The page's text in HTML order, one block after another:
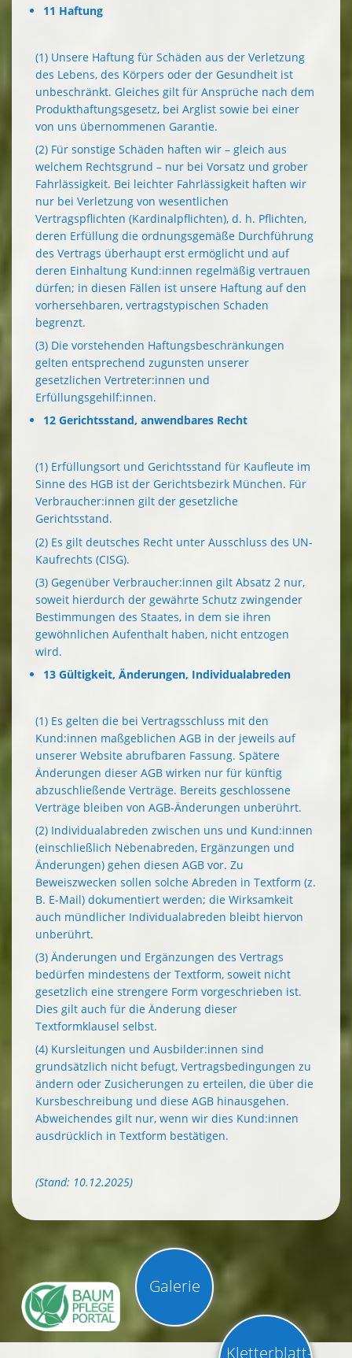
11 Haftung
(1) Unsere Haftung für Schäden aus der Verletzung
des Lebens, des Körpers oder der Gesundheit ist
unbeschränkt. Gleiches gilt für Ansprüche nach dem
Produkthaftungsgesetz, bei Arglist sowie bei einer
von uns übernommenen Garantie.
(2) Für sonstige Schäden haften wir – gleich aus
welchem Rechtsgrund – nur bei Vorsatz und grober
Fahrlässigkeit. Bei leichter Fahrlässigkeit haften wir
nur bei Verletzung von wesentlichen
Vertragspflichten (Kardinalpflichten), d. h. Pflichten,
deren Erfüllung die ordnungsgemäße Durchführung
des Vertrags überhaupt erst ermöglicht und auf
deren Einhaltung Kund:innen regelmäßig vertrauen
dürfen; in diesen Fällen ist unsere Haftung auf den
vorhersehbaren, vertragstypischen Schaden
begrenzt.
(3) Die vorstehenden Haftungsbeschränkungen
gelten entsprechend zugunsten unserer
gesetzlichen Vertreter:innen und
Erfüllungsgehilf:innen.
12 Gerichtsstand, anwendbares Recht
(1) Erfüllungsort und Gerichtsstand für Kaufleute im
Sinne des HGB ist der Gerichtsbezirk München. Für
Verbraucher:innen gilt der gesetzliche
Gerichtsstand.
(2) Es gilt deutsches Recht unter Ausschluss des UN-
Kaufrechts (CISG).
(3) Gegenüber Verbraucher:innen gilt Absatz 2 nur,
soweit hierdurch der gewährte Schutz zwingender
Bestimmungen des Staates, in dem sie ihren
gewöhnlichen Aufenthalt haben, nicht entzogen
wird.
13 Gültigkeit, Änderungen, Individualabreden
(1) Es gelten die bei Vertragsschluss mit den
Kund:innen maßgeblichen AGB in der jeweils auf
unserer Website abrufbaren Fassung. Spätere
Änderungen dieser AGB wirken nur für künftig
abzuschließende Verträge. Bereits geschlossene
Verträge bleiben von AGB-Änderungen unberührt.
(2) Individualabreden zwischen uns und Kund:innen
(einschließlich Nebenabreden, Ergänzungen und
Änderungen) gehen diesen AGB vor. Zu
Beweiszwecken sollen solche Abreden in Textform (z.
B. E-Mail) dokumentiert werden; die Wirksamkeit
auch mündlicher Individualabreden bleibt hiervon
unberührt.
(3) Änderungen und Ergänzungen des Vertrags
bedürfen mindestens der Textform, soweit nicht
gesetzlich eine strengere Form vorgeschrieben ist.
Dies gilt auch für die Änderung dieser
Textformklausel selbst.
(4) Kursleitungen und Ausbilder:innen sind
grundsätzlich nicht befugt, Vertragsbedingungen zu
ändern oder Zusicherungen zu erteilen, die über die
Kursbeschreibung und diese AGB hinausgehen.
Abweichendes gilt nur, wenn wir dies Kund:innen
ausdrücklich in Textform bestätigen.
(Stand: 10.12.2025)
Kletterblatt-
Galerie